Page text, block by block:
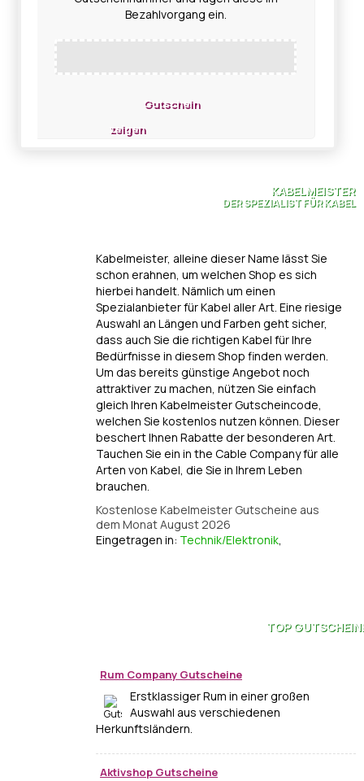
Bezahlvorgang ein.
Gutschein
zeigen
KABELMEISTER
DER SPEZIALIST FÜR KABEL
Kabelmeister, alleine dieser Name lässt Sie
schon erahnen, um welchen Shop es sich
hierbei handelt. Nämlich um einen
Spezialanbieter für Kabel aller Art. Eine riesige
Auswahl an Längen und Farben geht sicher,
dass auch Sie die richtigen Kabel für Ihre
Bedürfnisse in diesem Shop finden werden.
Um das bereits günstige Angebot noch
attraktiver zu machen, nützen Sie einfach
gleich Ihren Kabelmeister Gutscheincode,
welchen Sie kostenlos nutzen können. Dieser
beschert Ihnen Rabatte der besonderen Art.
Tauchen Sie ein in the Cable Company für alle
Arten von Kabel, die Sie in Ihrem Leben
brauchen.
Kostenlose Kabelmeister Gutscheine aus
dem Monat August 2026
Eingetragen in: Technik/Elektronik,
TOP
Rum Company Gutscheine
Erstklassiger Rum in einer großen
Auswahl aus verschiedenen
Herkunftsländern.
Aktivshop Gutscheine